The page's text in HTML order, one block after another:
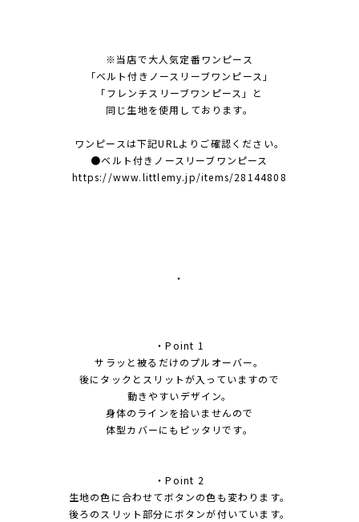
※当店で大人気定番ワンピース
「ベルト付きノースリーブワンピース」
「フレンチスリーブワンピース」と
同じ生地を使用しております。
ワンピースは下記URLよりご確認ください。
●ベルト付きノースリーブワンピース
https://www.littlemy.jp/items/28144808
・
・Point 1
サラッと被るだけのプルオーバー。
後にタックとスリットが入っていますので
動きやすいデザイン。
身体のラインを拾いませんので
体型カバーにもピッタリです。
・Point 2
生地の色に合わせてボタンの色も変わります。
後ろのスリット部分にボタンが付いています。